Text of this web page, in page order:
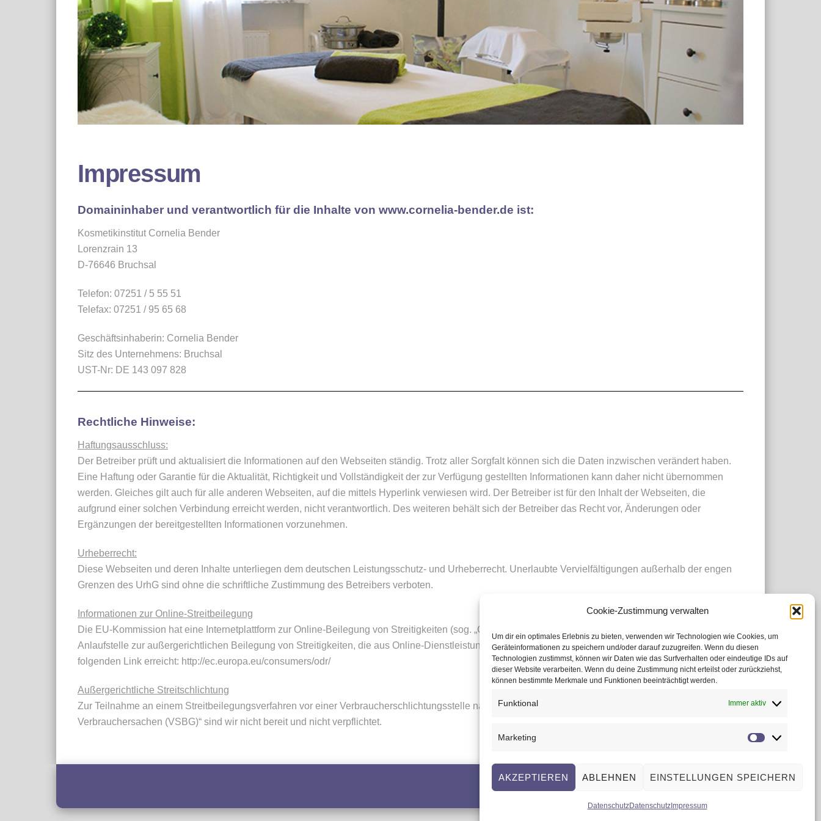
Cookie-Zustimmung verwalten
Um dir ein optimales Erlebnis zu bieten, verwenden wir Technologien wie Cookies, um
Geräteinformationen zu speichern und/oder darauf zuzugreifen. Wenn du diesen
Technologien zustimmst, können wir Daten wie das Surfverhalten oder eindeutige IDs auf
dieser Website verarbeiten. Wenn du deine Zustimmung nicht erteilst oder zurückziehst,
können bestimmte Merkmale und Funktionen beeinträchtigt werden.
Funktional Immer aktiv
Marketing
Marketing
AKZEPTIEREN ABLEHNEN EINSTELLUNGEN SPEICHERN
DatenschutzDatenschutzImpressum
Impressum
Domaininhaber und verantwortlich für die Inhalte von www.cornelia-bender.de ist:
Kosmetikinstitut Cornelia Bender
Lorenzrain 13
D-76646 Bruchsal
Telefon: 07251 / 5 55 51
Telefax: 07251 / 95 65 68
Geschäftsinhaberin: Cornelia Bender
Sitz des Unternehmens: Bruchsal
UST-Nr: DE 143 097 828
Rechtliche Hinweise:
Haftungsausschluss:
Der Betreiber prüft und aktualisiert die Informationen auf den Webseiten ständig. Trotz aller Sorgfalt können sich die Daten inzwischen verändert haben.
Eine Haftung oder Garantie für die Aktualität, Richtigkeit und Vollständigkeit der zur Verfügung gestellten Informationen kann daher nicht übernommen
werden. Gleiches gilt auch für alle anderen Webseiten, auf die mittels Hyperlink verwiesen wird. Der Betreiber ist für den Inhalt der Webseiten, die
aufgrund einer solchen Verbindung erreicht werden, nicht verantwortlich. Des weiteren behält sich der Betreiber das Recht vor, Änderungen oder
Ergänzungen der bereitgestellten Informationen vorzunehmen.
Urheberrecht:
Diese Webseiten und deren Inhalte unterliegen dem deutschen Leistungsschutz- und Urheberrecht. Unerlaubte Vervielfältigungen außerhalb der engen
Grenzen des UrhG sind ohne die schriftliche Zustimmung des Betreibers verboten.
Informationen zur Online-Streitbeilegung
Die EU-Kommission hat eine Internetplattform zur Online-Beilegung von Streitigkeiten (sog. „OS-Plattform“) geschaffen. Die OS-Plattform dient als
Anlaufstelle zur außergerichtlichen Beilegung von Streitigkeiten, die aus Online-Dienstleistungsverträgen erwachsen. Die OS-Plattform wird unter dem
folgenden Link erreicht: http://ec.europa.eu/consumers/odr/
Außergerichtliche Streitschlichtung
Zur Teilnahme an einem Streitbeilegungsverfahren vor einer Verbraucherschlichtungsstelle nach dem „Gesetz über die alternative Streitbeilegung in
Verbrauchersachen (VSBG)“ sind wir nicht bereit und nicht verpflichtet.